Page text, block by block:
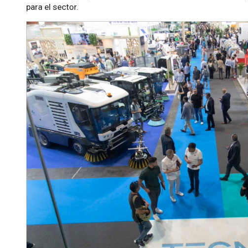
para el sector.